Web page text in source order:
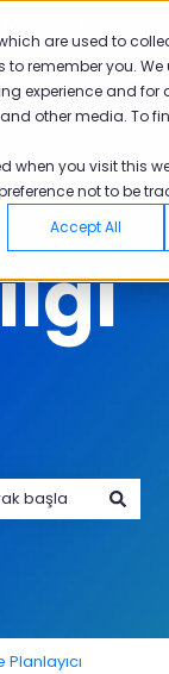
are used to
remember you.
experience and
other media. To
when you visit this
not to be
Accept All
alt menüyü göster
Neden Pisano